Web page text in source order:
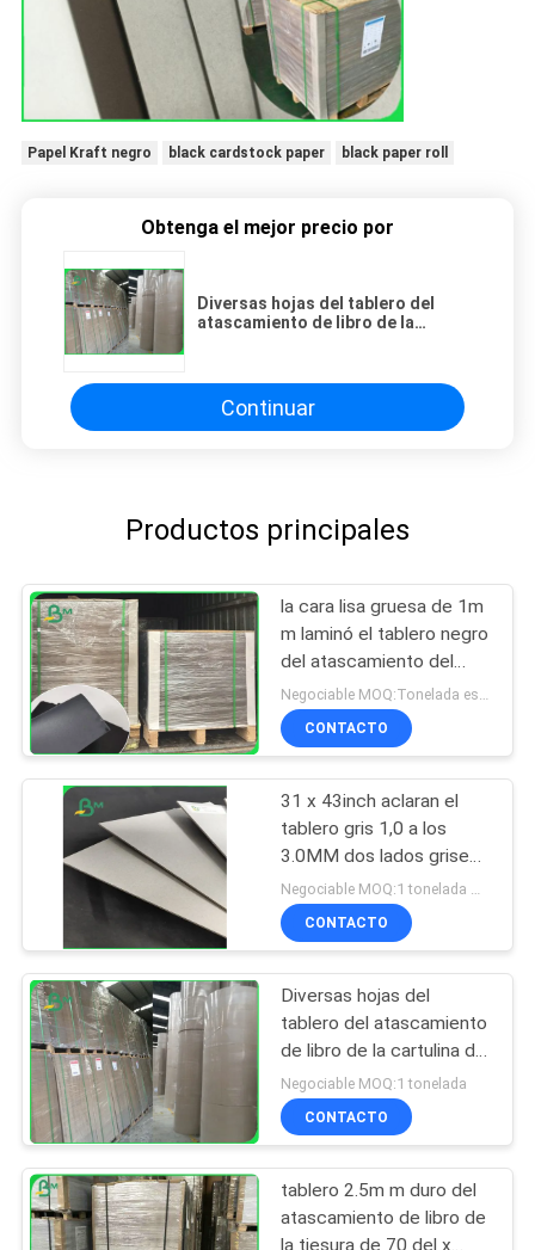
Papel Kraft negro black cardstock paper black paper roll
Obtenga el mejor precio por
Diversas hojas del tablero del
atascamiento de libro de la
Continuar
Productos principales
la cara lisa gruesa de 1m
m laminó el tablero negro
del atascamiento del
tablero/de libro de
tarjeta para los sobres
300GSM 350GSM
Negociable MOQ:Tonelada estándar de la talla 1, otras toneladas de la talla 10
CONTACTO
31 x 43inch aclaran el
tablero gris 1,0 a los
3.0MM dos lados grises
para la guarnición del
bolso
CONTACTO
Diversas hojas del
tablero del atascamiento
de libro de la cartulina del
color del FSC para el
fichero del arco de la
palanca
Negociable MOQ:1 tonelada
CONTACTO
tablero 2.5m m duro del
atascamiento de libro de
la tiesura de 70 del x